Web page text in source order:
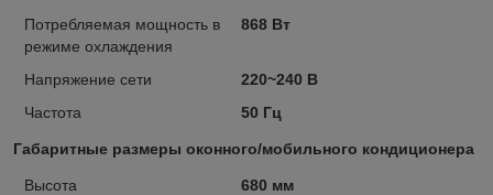
Потребляемая мощность в
режиме охлаждения
868 Вт
Напряжение сети
220~240 В
Частота
50 Гц
Габаритные размеры оконного/мобильного кондиционера
Высота
680 мм